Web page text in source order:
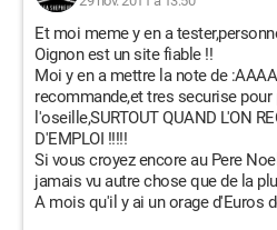
Et moi meme y en a
Oignon est un site fiable !!
Moi y en a mettre la note de
recommande,et tres securise pour
l'oseille,SURTOUT QUAND L'ON
D'EMPLOI !!!!!
Si vous croyez encore au Pere
jamais vu autre chose que de la
A mois qu'il y ai un orage d'Euros